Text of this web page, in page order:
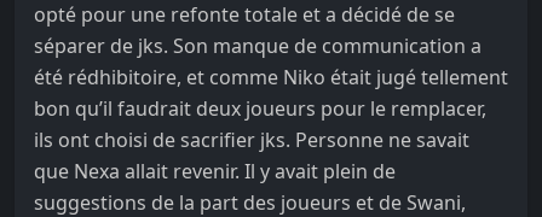
opté pour une refonte totale et a décidé de se
séparer de jks. Son manque de communication a
été rédhibitoire, et comme Niko était jugé tellement
bon qu’il faudrait deux joueurs pour le remplacer,
ils ont choisi de sacrifier jks. Personne ne savait
que Nexa allait revenir. Il y avait plein de
suggestions de la part des joueurs et de Swani,